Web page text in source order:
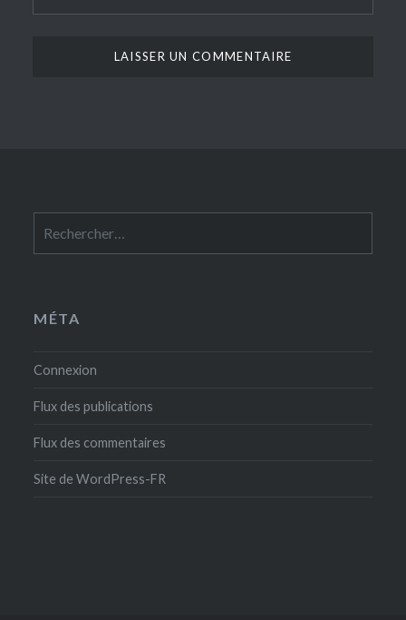
MÉTA
Connexion
Flux des publications
Flux des commentaires
Site de WordPress-FR